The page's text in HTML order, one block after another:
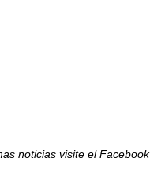
noticias visite el